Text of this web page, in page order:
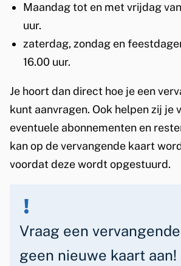
Maandag tot en met vrijdag
uur.
zaterdag, zondag en
16.00 uur.
Je hoort dan direct hoe je een
kunt aanvragen. Ook helpen zij je
eventuele abonnementen en
kan op de vervangende kaart
voordat deze wordt opgestuurd.
Vraag een
geen nieuwe kaart aan!